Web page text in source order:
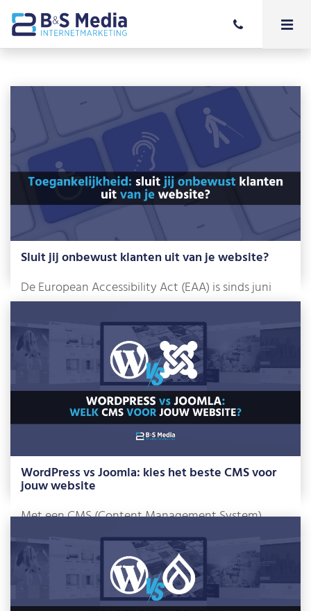
Sluit jij onbewust klanten uit van je website?
De European Accessibility Act (EAA) is sinds juni
2025 een feit. Dat klinkt misschien […]
Lees meer »
WordPress vs Joomla: kies het beste CMS voor
jouw website
Met een CMS (Content Management System)
beheer je zelf je website, zonder dat je […]
Lees meer »